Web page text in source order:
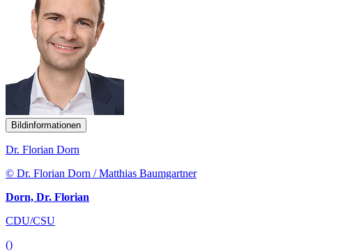
Bildinformationen
Dr. Florian Dorn
© Dr. Florian Dorn / Matthias Baumgartner
Dorn, Dr. Florian
CDU/CSU
()